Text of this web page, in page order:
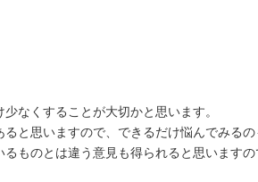
なくすることが大切かと思います。
と思いますので、できるだけ悩んでみるの
ものとは違う意見も得られると思います